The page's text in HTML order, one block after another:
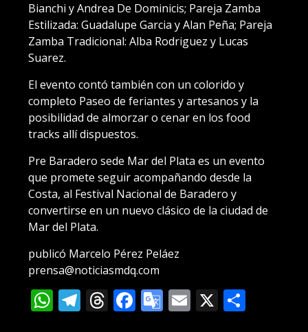
Bianchi y Andrea De Dominicis; Pareja Zamba
Estilizada: Guadalupe Garcia y Alan Peña; Pareja
Zamba Tradicional: Alba Rodriguez y Lucas
Suarez.
El evento contó también con un colorido y
completo Paseo de feriantes y artesanos y la
posibilidad de almorzar o cenar en los food
tracks allí dispuestos.
Pre Baradero sede Mar del Plata es un evento
que promete seguir acompañando desde la
Costa, al Festival Nacional de Baradero y
convertirse en un nuevo clásico de la ciudad de
Mar del Plata.
publicó Marcelo Pérez Peláez
prensa@noticiasmdq.com
WhatsApp
Telegram
Threads
Facebook
Google
Email
X